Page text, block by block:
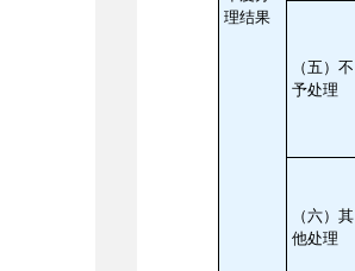
理结果
（五）不
予处理
（六）其
他处理